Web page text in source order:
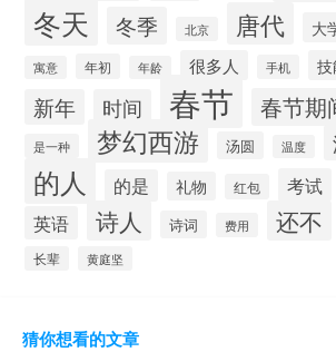
冬天 冬季 北京 唐代 大
寓意 年初 年龄 很多人 手机
新年 时间 春节 春节期
是一种 梦幻西游 汤圆 温度
的人 的是 礼物 红包 考试
英语 诗人 诗词 费用 还不
长辈 黄庭坚
猜你想看的文章